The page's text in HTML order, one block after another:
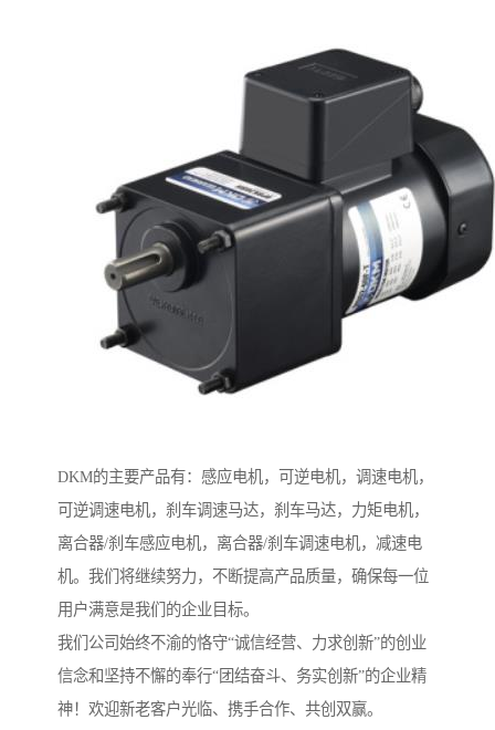
DKM的主要产品有：感应电机，可逆电机，调速电机，
可逆调速电机，刹车调速马达，刹车马达，力矩电机，
离合器/刹车感应电机，离合器/刹车调速电机，减速电
机。我们将继续努力，不断提高产品质量，确保每一位
用户满意是我们的企业目标。
我们公司始终不渝的恪守“诚信经营、力求创新”的创业
信念和坚持不懈的奉行“团结奋斗、务实创新”的企业精
神！欢迎新老客户光临、携手合作、共创双赢。